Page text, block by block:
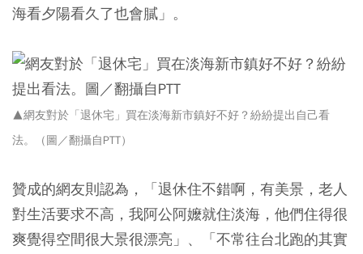
海看夕陽看久了也會膩」。
▲網友對於「退休宅」買在淡海新市鎮好不好？紛紛提出自己看
法。（圖／翻攝自PTT）
贊成的網友則認為，「退休住不錯啊，有美景，老人
對生活要求不高，我阿公阿嬤就住淡海，他們住得很
爽覺得空間很大景很漂亮」、「不常往台北跑的其實